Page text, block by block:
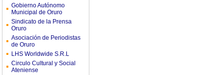
Gobierno Autónomo
Municipal de Oruro
Sindicato de la Prensa
Oruro
Asociación de Periodistas
de Oruro
LHS Worldwide S.R.L
Circulo Cultural y Social
Ateniense